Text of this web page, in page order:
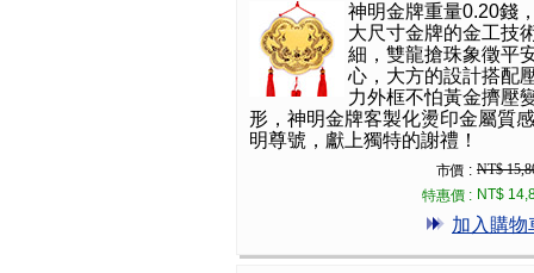
神明金牌重量0.20錢
大尺寸金牌的金工技
細，雙龍搶珠象徵平
心，大方的設計搭配
力外框不怕黃金擠壓
形，神明金牌客製化燙印金屬質
明尊號，獻上獨特的謝禮！
市價 : NT$
特惠價 : NT$
加入購物